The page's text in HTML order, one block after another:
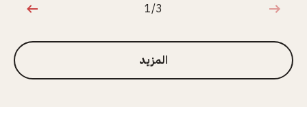
1 من 3
1/3
المزيد